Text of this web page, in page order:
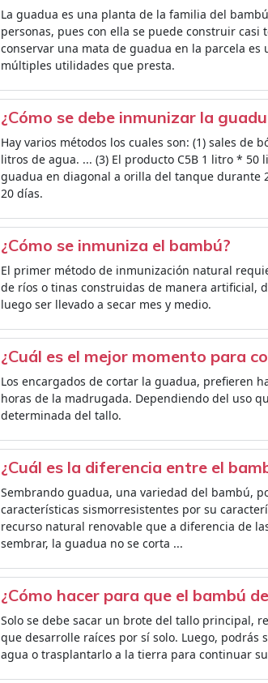
La guadua es una planta de la familia del
personas, pues con ella se puede construir casi
conservar una mata de guadua en la parcela
múltiples utilidades que presta.
¿Cómo se debe inmunizar la
Hay varios métodos los cuales son: (1) sales de
litros de agua. ... (3) El producto C5B 1 litro *
guadua en diagonal a orilla del tanque durante
20 días.
¿Cómo se inmuniza el bambú?
El primer método de inmunización natural
de ríos o tinas construidas de manera artificial,
luego ser llevado a secar mes y medio.
¿Cuál es el mejor momento para
Los encargados de cortar la guadua, prefieren
horas de la madrugada. Dependiendo del uso
determinada del tallo.
¿Cuál es la diferencia entre el
Sembrando guadua, una variedad del bambú,
características sismorresistentes por su
recurso natural renovable que a diferencia de
sembrar, la guadua no se corta ...
¿Cómo hacer para que el bambú
Solo se debe sacar un brote del tallo principal,
que desarrolle raíces por sí solo. Luego,
agua o trasplantarlo a la tierra para continuar